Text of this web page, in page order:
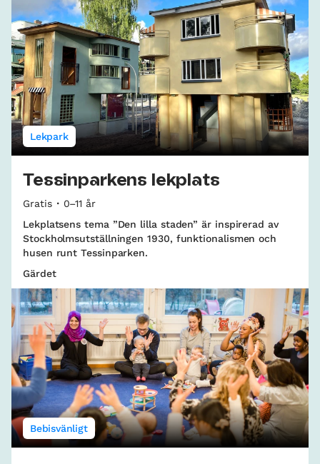
Lekpark
Tessinparkens lekplats
Gratis
0–11 år
Lekplatsens tema ”Den lilla staden” är inspirerad av
Stockholmsutställningen 1930, funktionalismen och
husen runt Tessinparken.
Gärdet
Bebisvänligt